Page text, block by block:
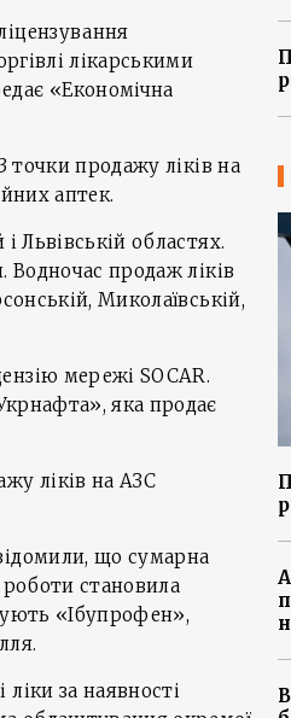
лікарськими
«Економічна
точки продажу ліків на
аптек.
Львівській областях.
Водночас продаж ліків
Миколаївській,
мережі SOCAR.
яка продає
ліків на АЗС
що сумарна
становила
«Ібупрофен»,
ліки за наявності